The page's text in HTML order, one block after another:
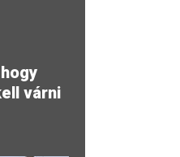
várni